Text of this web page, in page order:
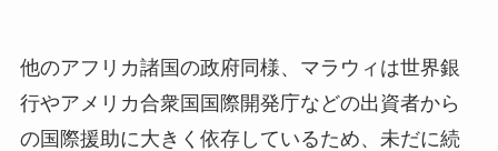
他のアフリカ諸国の政府同様、マラウィは世界銀
行やアメリカ合衆国国際開発庁などの出資者から
の国際援助に大きく依存しているため、未だに続